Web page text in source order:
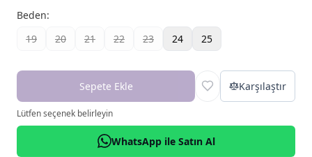
Beden:
19
20 21 22 23 24 25
Sepete Ekle Karşılaştır
Lütfen seçenek belirleyin
WhatsApp ile Satın Al